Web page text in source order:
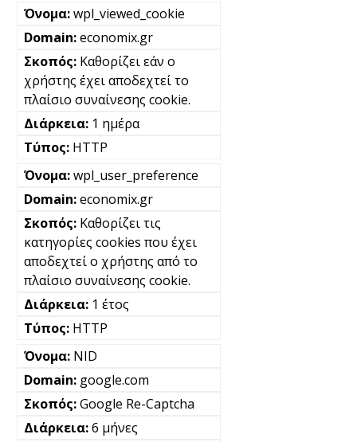
wpl_viewed_cookie
economix.gr
Καθορίζει εάν ο
χρήστης έχει αποδεχτεί το
πλαίσιο συναίνεσης cookie.
1 ημέρα
HTTP
wpl_user_preference
economix.gr
Καθορίζει τις
κατηγορίες cookies που έχει
αποδεχτεί ο χρήστης από το
πλαίσιο συναίνεσης cookie.
1 έτος
HTTP
NID
google.com
Google Re-Captcha
6 μήνες